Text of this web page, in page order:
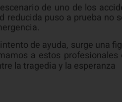
de uno de los
puso a prueba no
de ayuda, surge una
a estos profesionales
la tragedia y la esperanza